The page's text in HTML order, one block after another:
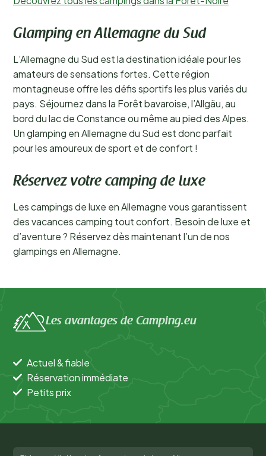
Glamping en Allemagne du Sud
L’Allemagne du Sud est la destination idéale pour les
amateurs de sensations fortes. Cette région
montagneuse offre les défis sportifs les plus variés du
pays. Séjournez dans la Forêt bavaroise, l’Allgäu, au
bord du lac de Constance ou même au pied des Alpes.
Un glamping en Allemagne du Sud est donc parfait
pour les amoureux de sport et de confort !
Réservez votre camping de luxe
Les campings de luxe en Allemagne vous garantissent
des vacances camping tout confort. Besoin de luxe et
d’aventure ? Réservez dès maintenant l’un de nos
glampings en Allemagne.
Les avantages de Camping.eu
Actuel & fiable
Réservation immédiate
Petits prix